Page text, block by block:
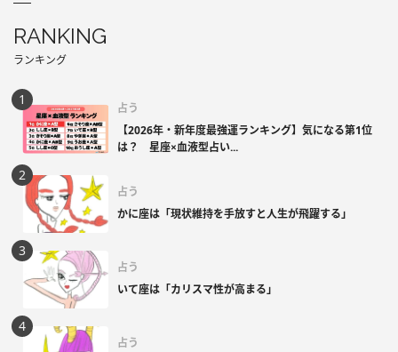
RANKING
ランキング
占う
【2026年・新年度最強運ランキング】気になる第1位
は？ 星座×血液型占い...
占う
かに座は「現状維持を手放すと人生が飛躍する」
占う
いて座は「カリスマ性が高まる」
占う